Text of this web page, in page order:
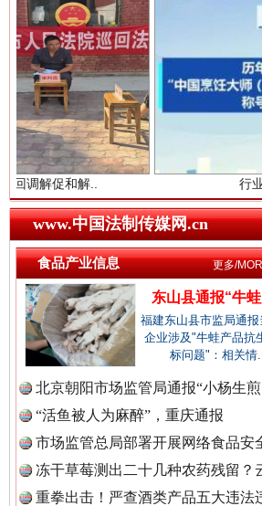
中国农业
中国视频
中国廉政
中国律
中国参
世界屋脊 天路回响
行业协会接连发公
www.中国法制传媒网.cn
食品产业信息
东山县通报“牛
福建东山县市监局通报
企业涉及"牛蛙产品抗
标问题"：相关情
北京朝阳市场监管局通报“小杨生煎
“活鱼被人为麻醉”，重庆通报
市场监管总局部署开展网络食品安
冻干草莓测出二十几种农药残留？
重拳出击！严查酒类产品五大违法
更多/